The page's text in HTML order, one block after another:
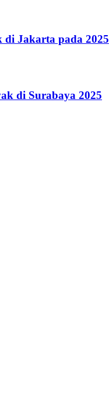
Jakarta pada 2025
di Surabaya 2025